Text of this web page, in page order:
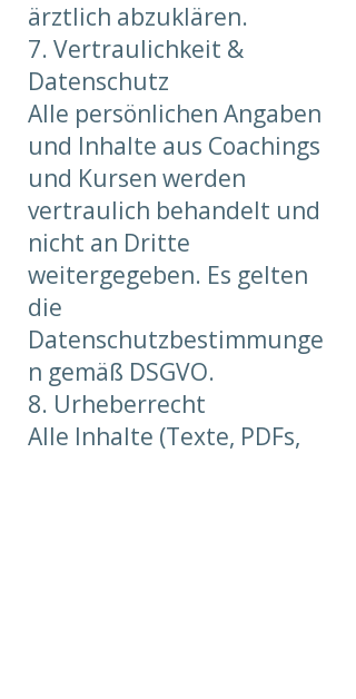
ärztlich abzuklären.
7. Vertraulichkeit &
Datenschutz
Alle persönlichen Angaben
und Inhalte aus Coachings
und Kursen werden
vertraulich behandelt und
nicht an Dritte
weitergegeben. Es gelten
die
Datenschutzbestimmunge
n gemäß DSGVO.
8. Urheberrecht
Alle Inhalte (Texte, PDFs,